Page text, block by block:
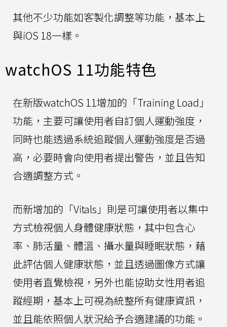
其他不少功能如客製化調整等功能，基本上
與iOS 18一樣。
watchOS 11功能特色
在新版watchOS 11增加的「Training Load」
功能，主要可讓使用者自訂個人運動強度，
同時也能透過系統追蹤個人運動強度是否過
高，必要時會向使用者提出警告，並且告知
合適調整方式。
而新增加的「Vitals」則是可讓使用者以集中
方式檢視個人身體健康狀態，其中包含心
率、肺活量、體溫、攝水量與睡眠狀態，藉
此評估個人健康狀態，並且透過圖像方式讓
使用者直覺檢視，另外也能協助女性用者追
蹤經期，基本上可視為統整所有健康資訊，
並且能依照個人狀況給予合適建議的功能。